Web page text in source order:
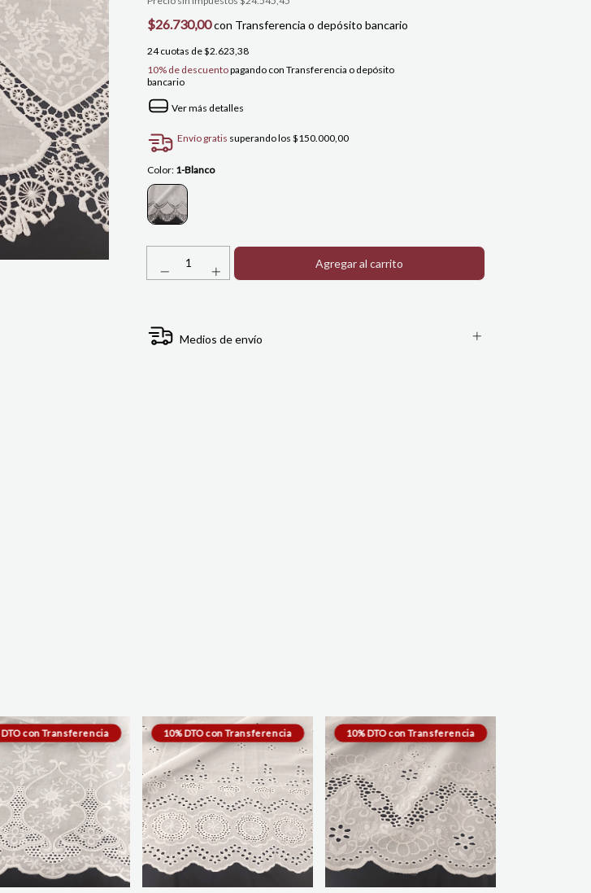
$26.730,00con Transferencia o depósito bancario
24 cuotas de$2.623,38
10% de descuentopagando con Transferencia o depósito
bancario
Ver más detalles
Envío gratis superando los $150.000,00
Color: 1-Blanco
Medios de envío